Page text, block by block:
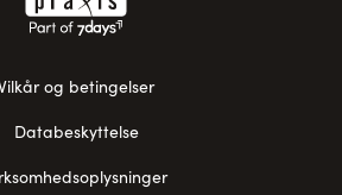
og betingelser
Databeskyttelse